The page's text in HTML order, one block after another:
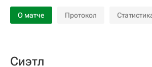
О матче Протокол
Сиэтл